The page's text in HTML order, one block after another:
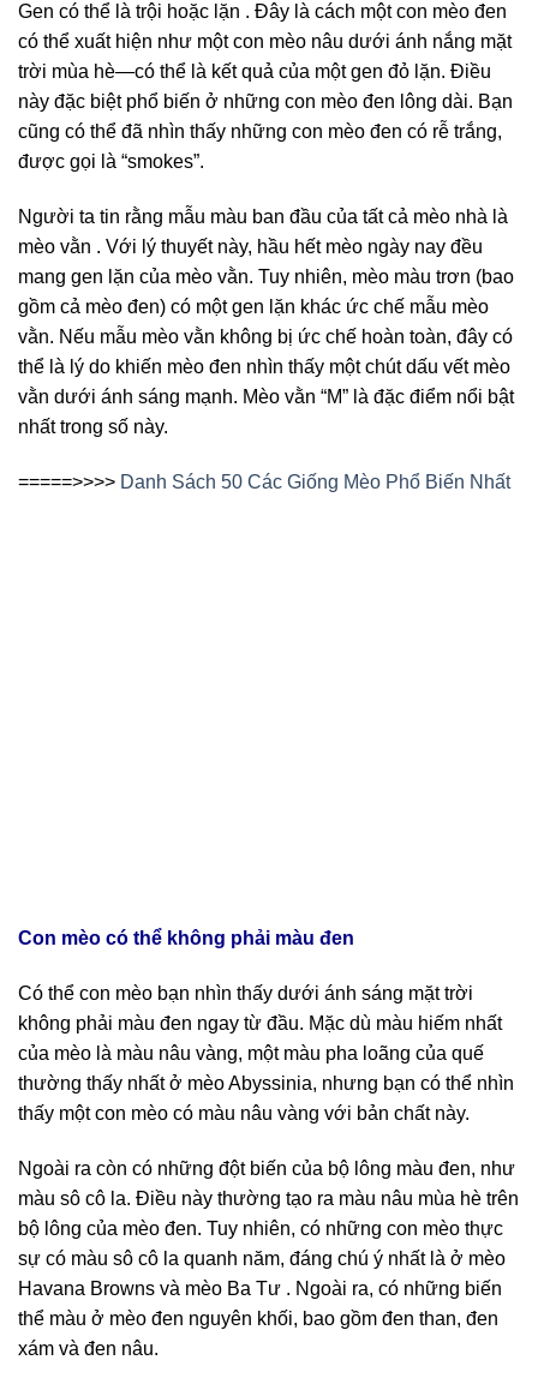
Gen có thể là trội hoặc lặn . Đây là cách một con mèo đen
có thể xuất hiện như một con mèo nâu dưới ánh nắng mặt
trời mùa hè—có thể là kết quả của một gen đỏ lặn. Điều
này đặc biệt phổ biến ở những con mèo đen lông dài. Bạn
cũng có thể đã nhìn thấy những con mèo đen có rễ trắng,
được gọi là “smokes”.
Người ta tin rằng mẫu màu ban đầu của tất cả mèo nhà là
mèo vằn . Với lý thuyết này, hầu hết mèo ngày nay đều
mang gen lặn của mèo vằn. Tuy nhiên, mèo màu trơn (bao
gồm cả mèo đen) có một gen lặn khác ức chế mẫu mèo
vằn. Nếu mẫu mèo vằn không bị ức chế hoàn toàn, đây có
thể là lý do khiến mèo đen nhìn thấy một chút dấu vết mèo
vằn dưới ánh sáng mạnh. Mèo vằn “M” là đặc điểm nổi bật
nhất trong số này.
=====>>>> Danh Sách 50 Các Giống Mèo Phổ Biến Nhất
Con mèo có thể không phải màu đen
Có thể con mèo bạn nhìn thấy dưới ánh sáng mặt trời
không phải màu đen ngay từ đầu. Mặc dù màu hiếm nhất
của mèo là màu nâu vàng, một màu pha loãng của quế
thường thấy nhất ở mèo Abyssinia, nhưng bạn có thể nhìn
thấy một con mèo có màu nâu vàng với bản chất này.
Ngoài ra còn có những đột biến của bộ lông màu đen, như
màu sô cô la. Điều này thường tạo ra màu nâu mùa hè trên
bộ lông của mèo đen. Tuy nhiên, có những con mèo thực
sự có màu sô cô la quanh năm, đáng chú ý nhất là ở mèo
Havana Browns và mèo Ba Tư . Ngoài ra, có những biến
thể màu ở mèo đen nguyên khối, bao gồm đen than, đen
xám và đen nâu.